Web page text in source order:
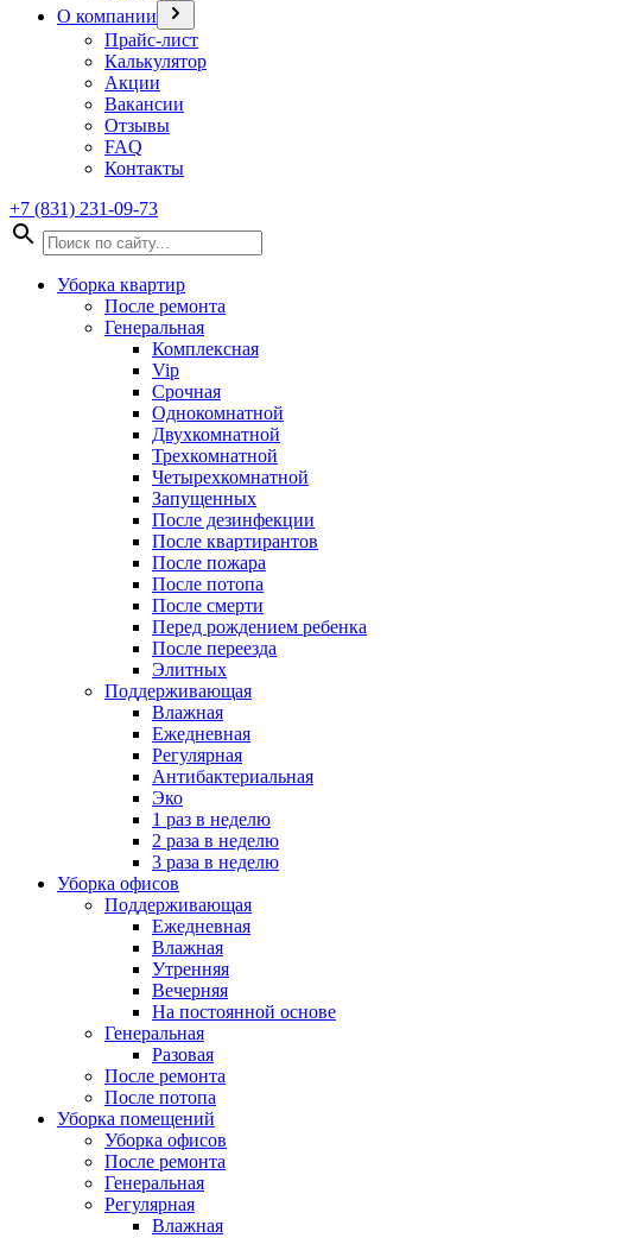
О компании
Прайс-лист
Калькулятор
Акции
Вакансии
Отзывы
FAQ
Контакты
+7 (831) 231-09-73
Уборка квартир
После ремонта
Генеральная
Комплексная
Vip
Срочная
Однокомнатной
Двухкомнатной
Трехкомнатной
Четырехкомнатной
Запущенных
После дезинфекции
После квартирантов
После пожара
После потопа
После смерти
Перед рождением ребенка
После переезда
Элитных
Поддерживающая
Влажная
Ежедневная
Регулярная
Антибактериальная
Эко
1 раз в неделю
2 раза в неделю
3 раза в неделю
Уборка офисов
Поддерживающая
Ежедневная
Влажная
Утренняя
Вечерняя
На постоянной основе
Генеральная
Разовая
После ремонта
После потопа
Уборка помещений
Уборка офисов
После ремонта
Генеральная
Регулярная
Влажная